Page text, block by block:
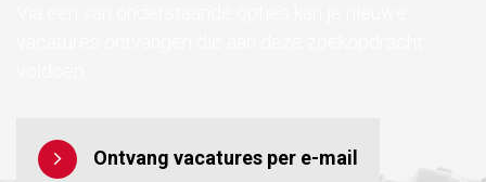
Ontvang vacatures per e-mail